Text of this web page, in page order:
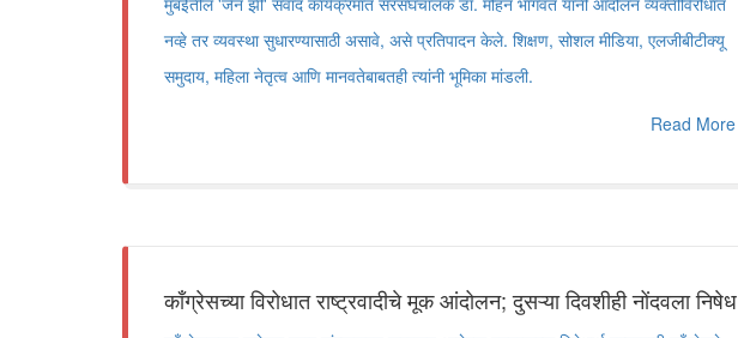
नव्हे तर व्यवस्था सुधारण्यासाठी असावे, असे प्रतिपादन केले. शिक्षण, सोशल मीडिया, एलजीबीटीक्यू
समुदाय, महिला नेतृत्व आणि मानवतेबाबतही त्यांनी भूमिका मांडली.
Read More
काँग्रेसच्या विरोधात राष्ट्रवादीचे मूक आंदोलन; दुसऱ्या दिवशीही नोंदवला निषेध